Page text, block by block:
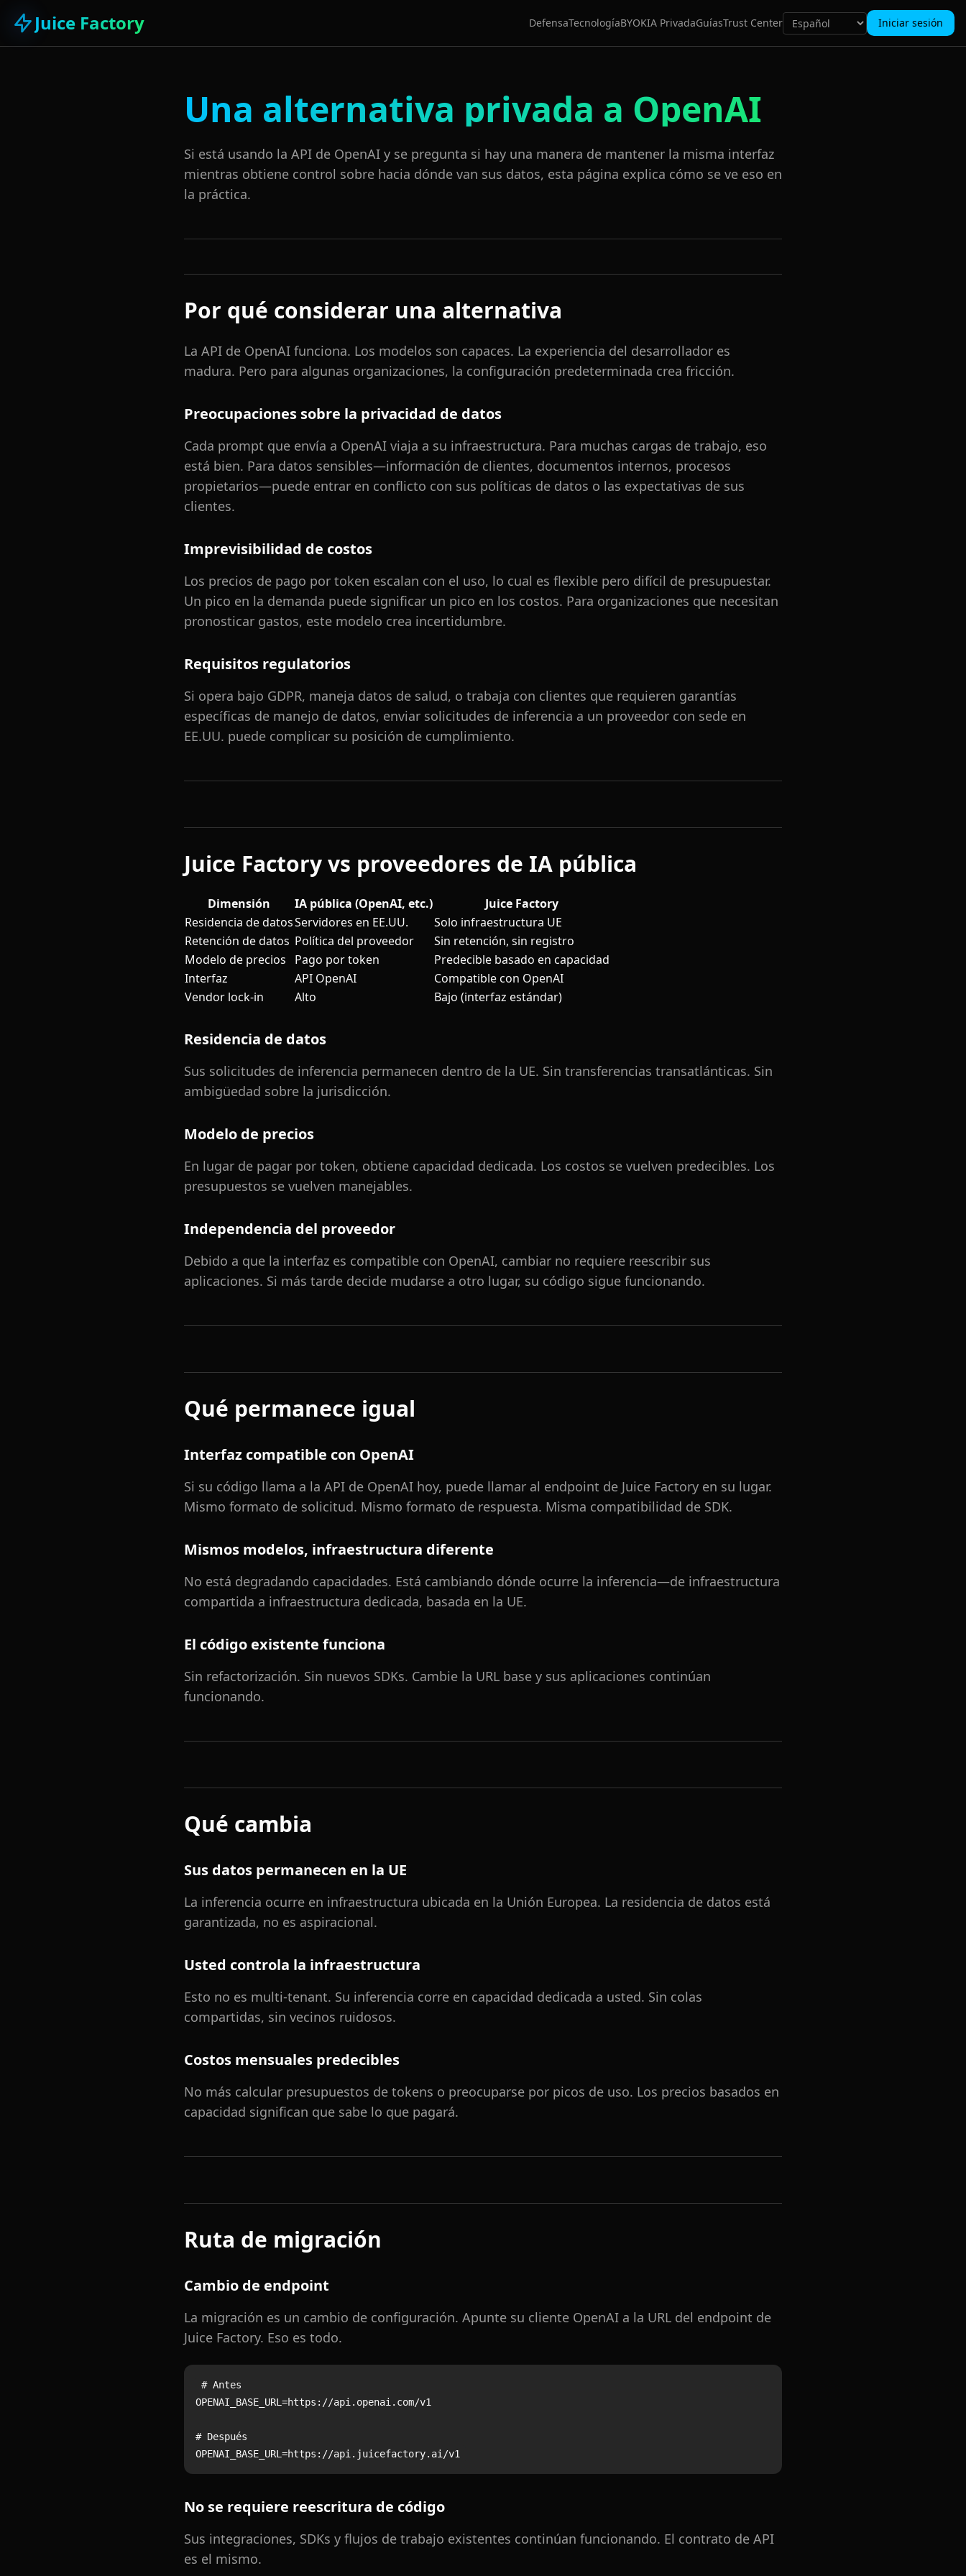
Juice Factory DefensaTecnologíaBYOKIA PrivadaGuíasTrust Center Iniciar sesión
Una alternativa privada a OpenAI
Si está usando la API de OpenAI y se pregunta si hay una manera de mantener la misma interfaz
mientras obtiene control sobre hacia dónde van sus datos, esta página explica cómo se ve eso en
la práctica.
Por qué considerar una alternativa
La API de OpenAI funciona. Los modelos son capaces. La experiencia del desarrollador es
madura. Pero para algunas organizaciones, la configuración predeterminada crea fricción.
Preocupaciones sobre la privacidad de datos
Cada prompt que envía a OpenAI viaja a su infraestructura. Para muchas cargas de trabajo, eso
está bien. Para datos sensibles—información de clientes, documentos internos, procesos
propietarios—puede entrar en conflicto con sus políticas de datos o las expectativas de sus
clientes.
Imprevisibilidad de costos
Los precios de pago por token escalan con el uso, lo cual es flexible pero difícil de presupuestar.
Un pico en la demanda puede significar un pico en los costos. Para organizaciones que necesitan
pronosticar gastos, este modelo crea incertidumbre.
Requisitos regulatorios
Si opera bajo GDPR, maneja datos de salud, o trabaja con clientes que requieren garantías
específicas de manejo de datos, enviar solicitudes de inferencia a un proveedor con sede en
EE.UU. puede complicar su posición de cumplimiento.
Juice Factory vs proveedores de IA pública
Dimensión IA pública (OpenAI, etc.)
Juice Factory
Residencia de datosServidores en EE.UU.
Solo infraestructura UE
Retención de datos Política del proveedor
Sin retención, sin registro
Modelo de precios
Pago por token
Predecible basado en capacidad
Interfaz
API OpenAI
Compatible con OpenAI
Vendor lock-in
Alto Bajo (interfaz estándar)
Residencia de datos
Sus solicitudes de inferencia permanecen dentro de la UE. Sin transferencias transatlánticas. Sin
ambigüedad sobre la jurisdicción.
Modelo de precios
En lugar de pagar por token, obtiene capacidad dedicada. Los costos se vuelven predecibles. Los
presupuestos se vuelven manejables.
Independencia del proveedor
Debido a que la interfaz es compatible con OpenAI, cambiar no requiere reescribir sus
aplicaciones. Si más tarde decide mudarse a otro lugar, su código sigue funcionando.
Qué permanece igual
Interfaz compatible con OpenAI
Si su código llama a la API de OpenAI hoy, puede llamar al endpoint de Juice Factory en su lugar.
Mismo formato de solicitud. Mismo formato de respuesta. Misma compatibilidad de SDK.
Mismos modelos, infraestructura diferente
No está degradando capacidades. Está cambiando dónde ocurre la inferencia—de infraestructura
compartida a infraestructura dedicada, basada en la UE.
El código existente funciona
Sin refactorización. Sin nuevos SDKs. Cambie la URL base y sus aplicaciones continúan
funcionando.
Qué cambia
Sus datos permanecen en la UE
La inferencia ocurre en infraestructura ubicada en la Unión Europea. La residencia de datos está
garantizada, no es aspiracional.
Usted controla la infraestructura
Esto no es multi-tenant. Su inferencia corre en capacidad dedicada a usted. Sin colas
compartidas, sin vecinos ruidosos.
Costos mensuales predecibles
No más calcular presupuestos de tokens o preocuparse por picos de uso. Los precios basados en
capacidad significan que sabe lo que pagará.
Ruta de migración
Cambio de endpoint
La migración es un cambio de configuración. Apunte su cliente OpenAI a la URL del endpoint de
Juice Factory. Eso es todo.
# Antes
OPENAI_BASE_URL=https://api.openai.com/v1
# Después
No se requiere reescritura de código
Sus integraciones, SDKs y flujos de trabajo existentes continúan funcionando. El contrato de API
es el mismo.